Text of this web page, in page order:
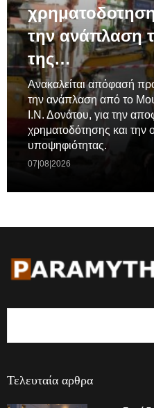
την ανάπλαση
της…
Ανακαλείται απόφασή
την ανάπλαση από το
Ι.Ν. Δονάτου, για την
χρηματοδότησης και
υποψηφιότητας.
07|08|2026
Τελευταία αρθρα